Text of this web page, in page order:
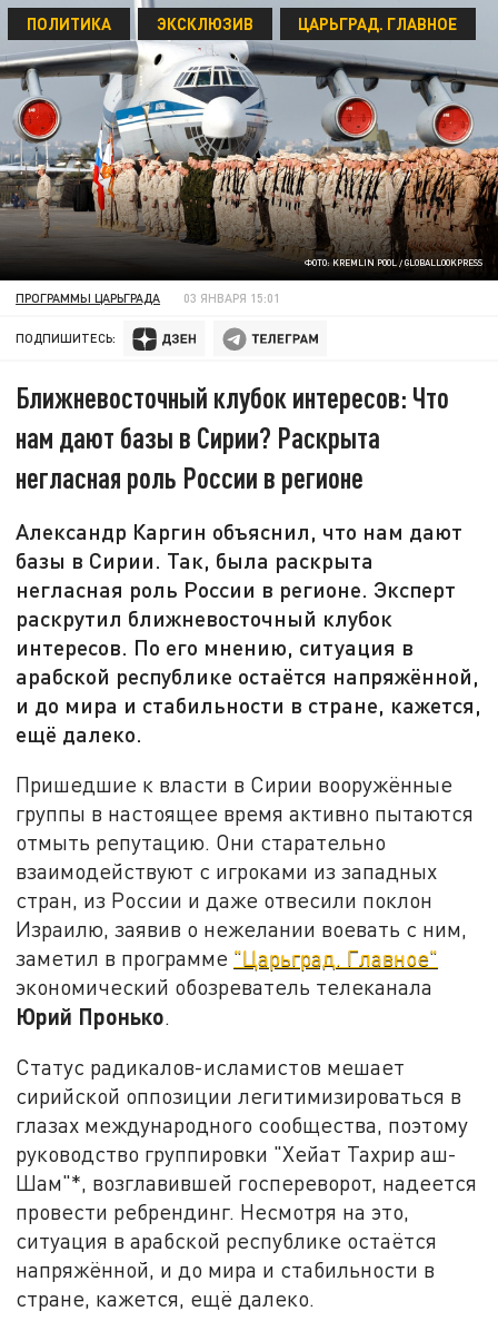
ФОТО: KREMLIN POOL / GLOBALLOOKPRESS
ПОЛИТИКА ЭКСКЛЮЗИВ ЦАРЬГРАД. ГЛАВНОЕ
ПРОГРАММЫ ЦАРЬГРАДА 03 ЯНВАРЯ 15:01
ПОДПИШИТЕСЬ:
Ближневосточный клубок интересов: Что
нам дают базы в Сирии? Раскрыта
негласная роль России в регионе
Александр Каргин объяснил, что нам дают
базы в Сирии. Так, была раскрыта
негласная роль России в регионе. Эксперт
раскрутил ближневосточный клубок
интересов. По его мнению, ситуация в
арабской республике остаётся напряжённой,
и до мира и стабильности в стране, кажется,
ещё далеко.
Пришедшие к власти в Сирии вооружённые
группы в настоящее время активно пытаются
отмыть репутацию. Они старательно
взаимодействуют с игроками из западных
стран, из России и даже отвесили поклон
Израилю, заявив о нежелании воевать с ним,
заметил в программе "Царьград. Главное"
экономический обозреватель телеканала
Юрий Пронько.
Статус радикалов-исламистов мешает
сирийской оппозиции легитимизироваться в
глазах международного сообщества, поэтому
руководство группировки "Хейат Тахрир аш-
Шам"*, возглавившей госпереворот, надеется
провести ребрендинг. Несмотря на это,
ситуация в арабской республике остаётся
напряжённой, и до мира и стабильности в
стране, кажется, ещё далеко.